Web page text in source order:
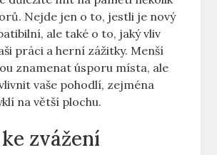
⁤Nejde jen o to, ⁣jestli je nový
ale‍ také o to, jaký⁤ vliv‌
‌práci a herní zážitky. Menší
znamenat úsporu ⁢místa, ale
vaše⁣ pohodlí, zejména
na větší plochu.
zvážení